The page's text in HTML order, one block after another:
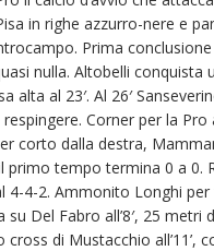
in righe azzurro-nere e
Prima conclusione
nulla. Altobelli conquista
alta al 23′. Al 26′
Corner per la Pro
corto dalla destra,
primo tempo termina 0 a 0.
4-4-2. Ammonito Longhi per
Del Fabro all’8′, 25
di Mustacchio all’11’,